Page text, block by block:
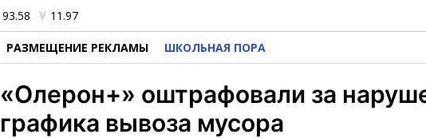
93.58 11.97
РАЗМЕЩЕНИЕ РЕКЛАМЫ ШКОЛЬНАЯ ПОРА
«Олерон+» оштрафовали за
графика вывоза мусора